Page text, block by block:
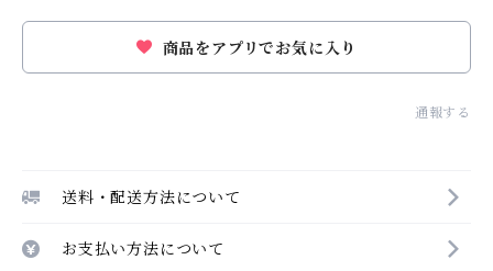
商品をアプリでお気に入り
通報する
送料・配送方法について
お支払い方法について